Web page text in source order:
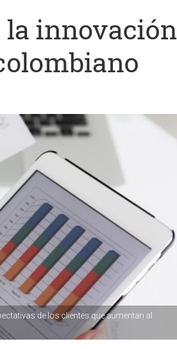
la innovación
de los clientes que aumentan al